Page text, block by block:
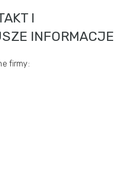
I
INFORMACJE
firmy: